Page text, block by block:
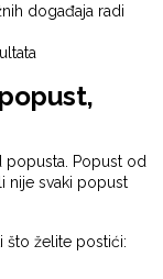
događaja radi
popusta. Popust od
nije svaki popust
što želite postići: